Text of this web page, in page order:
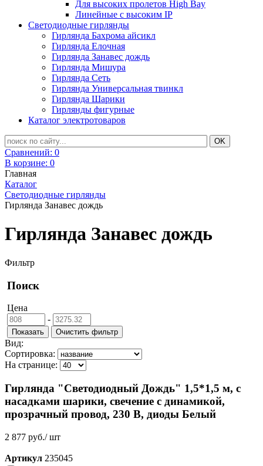
Для высоких пролетов High Bay
Линейные с высоким IP
Светодиодные гирлянды
Гирлянда Бахрома айсикл
Гирлянда Елочная
Гирлянда Занавес дождь
Гирлянда Мишура
Гирлянда Сеть
Гирлянда Универсальная твинкл
Гирлянда Шарики
Гирлянды фигурные
Каталог электротоваров
Сравнений: 0
В корзине: 0
Главная
Каталог
Светодиодные гирлянды
Гирлянда Занавес дождь
Гирлянда Занавес дождь
Фильтр
Поиск
Цена
-
Вид:
Сортировка:
На странице:
Гирлянда "Светодиодный Дождь" 1,5*1,5 м, с
насадками шарики, свечение с динамикой,
прозрачный провод, 230 В, диоды Белый
2 877 руб./ шт
Артикул 235045